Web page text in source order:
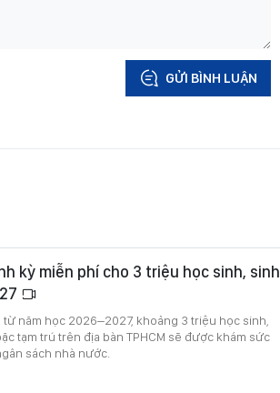
GỬI BÌNH LUẬN
kỳ miễn phí cho 3 triệu học sinh, sinh
từ năm học 2026–2027, khoảng 3 triệu học sinh,
tạm trú trên địa bàn TPHCM sẽ được khám sức
sách nhà nước.